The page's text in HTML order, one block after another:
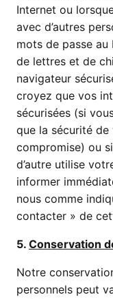
Internet ou
avec d’autres
mots de passe
de lettres et de
navigateur
croyez que vos
sécurisées (si
que la sécurité
compromise) ou
d’autre utilise
informer
nous comme
contacter » de
5. Conservation
Notre
personnels peut